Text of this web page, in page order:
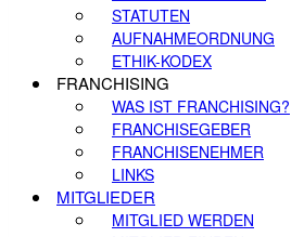
STATUTEN
AUFNAHMEORDNUNG
ETHIK-KODEX
FRANCHISING
WAS IST FRANCHISING?
FRANCHISEGEBER
FRANCHISENEHMER
LINKS
MITGLIEDER
MITGLIED WERDEN